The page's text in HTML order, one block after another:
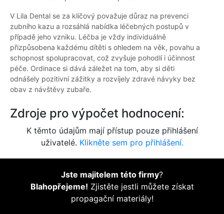
V Lila Dental se za klíčový považuje důraz na prevenci
zubního kazu a rozsáhlá nabídka léčebných postupů v
případě jeho vzniku. Léčba je vždy individuálně
přizpůsobena každému dítěti s ohledem na věk, povahu a
schopnost spolupracovat, což zvyšuje pohodlí i účinnost
péče. Ordinace si dává záležet na tom, aby si děti
odnášely pozitivní zážitky a rozvíjely zdravé návyky bez
obav z návštěvy zubaře.
Zdroje pro výpočet hodnocení:
K těmto údajům mají přístup pouze přihlášení
uživatelé. Klikněte sem pro přihlášení.
Jste majitelem této firmy?
Blahopřejeme! Zjistěte jestli můžete získat
propagační materiály!